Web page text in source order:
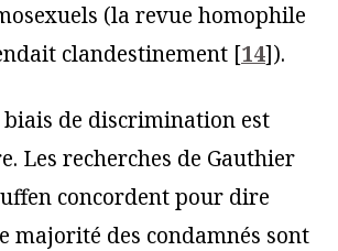
(la revue homophile
clandestinement [14]).
biais de discrimination est
Les recherches de Gauthier
concordent pour dire
majorité des condamnés sont